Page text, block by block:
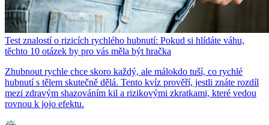
Test znalostí o rizicích rychlého hubnutí: Pokud si hlídáte váhu,
těchto 10 otázek by pro vás měla být hračka
Zhubnout rychle chce skoro každý, ale málokdo tuší, co rychlé
hubnutí s tělem skutečně dělá. Tento kvíz prověří, jestli znáte rozdíl
mezi zdravým shazováním kil a rizikovými zkratkami, které vedou
rovnou k jojo efektu.